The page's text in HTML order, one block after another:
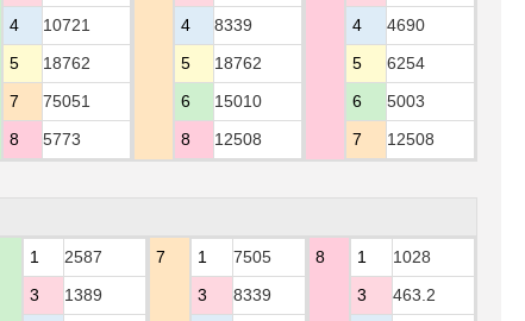
4
10721
5
18762
7
75051
8
5773
4
8339
5
18762
6
15010
8
12508
4
4690
5
6254
6
5003
7
12508
1
2587
3
1389
7 1
7505
3
8339
8 1
1028
3
463.2